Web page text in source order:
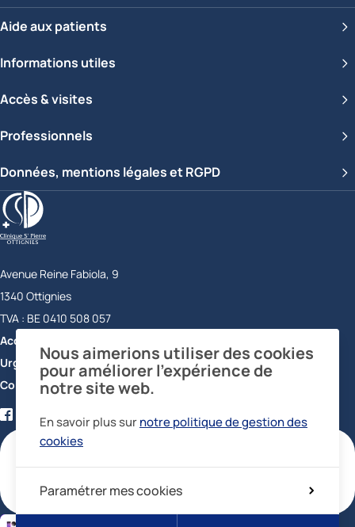
Aide aux patients
Informations utiles
Accès & visites
Professionnels
Données, mentions légales et RGPD
Clinique Saint-Pierre Ottignies
Avenue Reine Fabiola, 9
1340 Ottignies
Belgique
TVA : BE 0410 508 057
Accueil
Urgences
+32 10 43 73 56
Contact
FacebookTwitterYouTubeLinkedIn
certifications
Nous aimerions utiliser des cookies
pour améliorer l’expérience de
notre site web.
En savoir plus surnotre politique de gestion des
cookies
Paramétrer mes cookies